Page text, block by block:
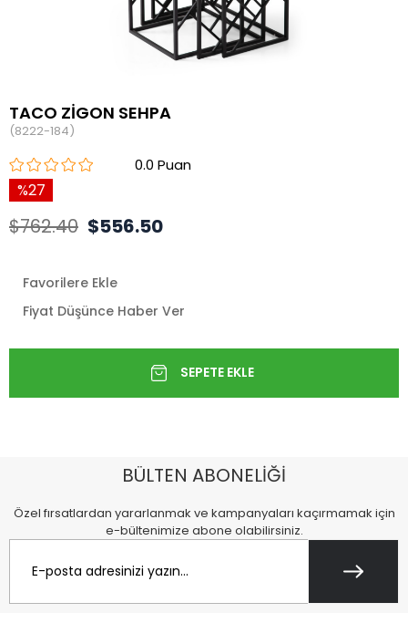
TACO ZİGON SEHPA
(8222-184)
0.0
27
$762.40 $556.50
Favorilere Ekle
Fiyat Düşünce Haber Ver
BÜLTEN ABONELİĞİ
Özel fırsatlardan yararlanmak ve kampanyaları kaçırmamak için
e-bültenimize abone olabilirsiniz.